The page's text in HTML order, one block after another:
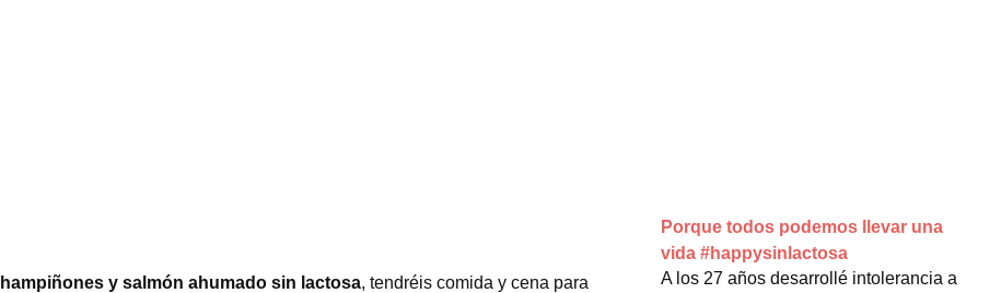
y salmón ahumado sin lactosa, tendréis comida y cena para
Porque todos podemos llevar una
vida #happysinlactosa
A los 27 años desarrollé intolerancia a